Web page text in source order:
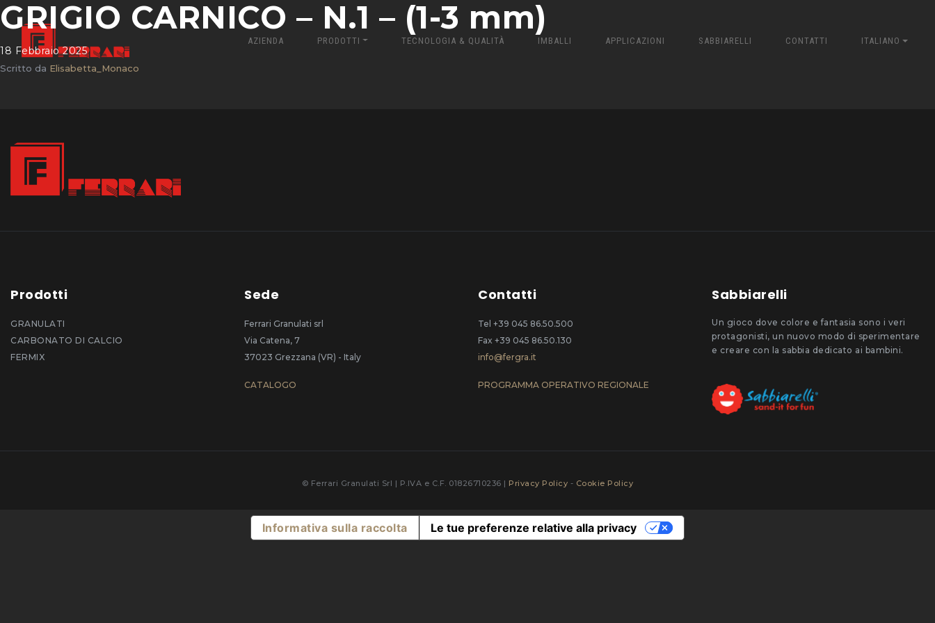
AZIENDA PRODOTTI TECNOLOGIA & QUALITÀ IMBALLI APPLICAZIONI SABBIARELLI CONTATTI ITALIANO
GRIGIO CARNICO – N.1 – (1-3 mm)
18 Febbraio 2025
Scritto da Elisabetta_Monaco
Prodotti
GRANULATI
CARBONATO DI CALCIO
FERMIX
Sede
Ferrari Granulati srl
Via Catena, 7
37023 Grezzana (VR) - Italy
CATALOGO
Contatti
Tel +39 045 86.50.500
Fax +39 045 86.50.130
info@fergra.it
PROGRAMMA OPERATIVO REGIONALE
Sabbiarelli
Un gioco dove colore e fantasia sono i veri
protagonisti, un nuovo modo di sperimentare
e creare con la sabbia dedicato ai bambini.
© Ferrari Granulati Srl | P.IVA e C.F. 01826710236 | Privacy Policy - Cookie Policy
Informativa sulla raccolta Le tue preferenze relative alla privacy